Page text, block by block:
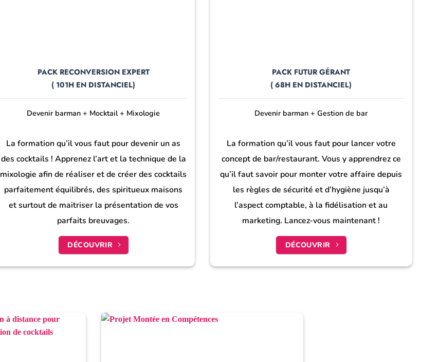
PACK RECONVERSION EXPERT
( 101H EN DISTANCIEL)
Devenir barman + Mocktail + Mixologie
La formation qu’il vous faut pour devenir un as
des cocktails ! Apprenez l’art et la technique de la
mixologie afin de réaliser et de créer des cocktails
parfaitement équilibrés, des spiritueux maisons
et surtout de maitriser la présentation de vos
parfaits breuvages.
DÉCOUVRIR
PACK FUTUR GÉRANT
( 68H EN DISTANCIEL)
Devenir barman + Gestion de bar
La formation qu’il vous faut pour lancer votre
concept de bar/restaurant. Vous y apprendrez ce
qu’il faut savoir pour monter votre affaire depuis
les règles de sécurité et d’hygiène jusqu’à
l’aspect comptable, à la fidélisation et au
marketing. Lancez-vous maintenant !
DÉCOUVRIR